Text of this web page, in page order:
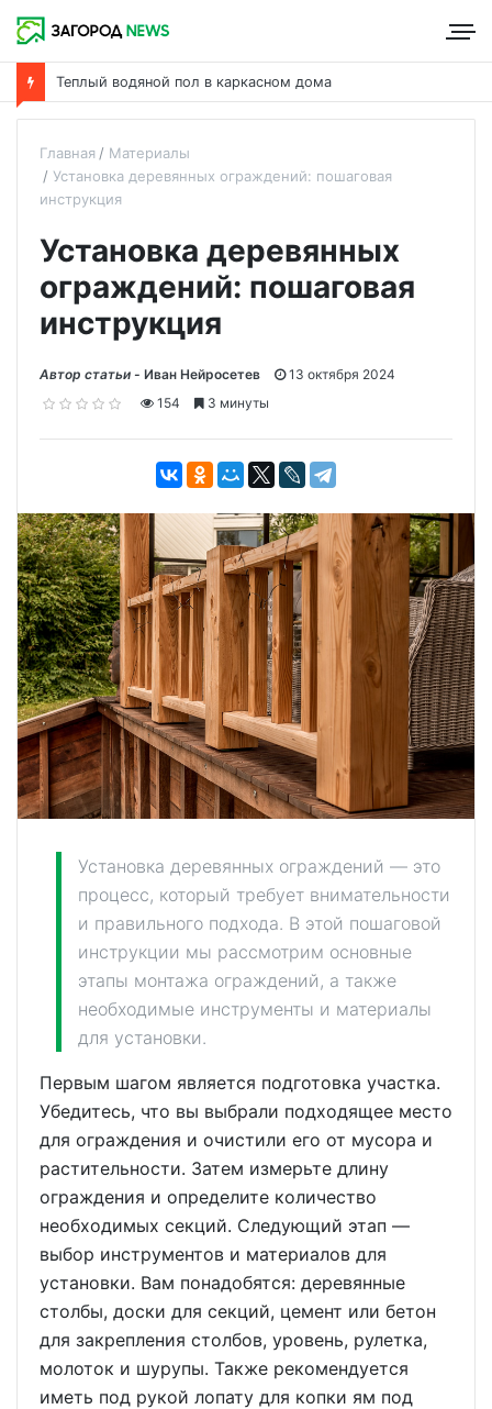
Теплый водяной пол в каркасном дома
Главная
Материалы
Установка деревянных ограждений: пошаговая
инструкция
Установка деревянных
ограждений: пошаговая
инструкция
Автор статьи - Иван Нейросетев
13 октября 2024
154
3 минуты
Установка деревянных ограждений — это
процесс, который требует внимательности
и правильного подхода. В этой пошаговой
инструкции мы рассмотрим основные
этапы монтажа ограждений, а также
необходимые инструменты и материалы
для установки.
Первым шагом является подготовка участка.
Убедитесь, что вы выбрали подходящее место
для ограждения и очистили его от мусора и
растительности. Затем измерьте длину
ограждения и определите количество
необходимых секций. Следующий этап —
выбор инструментов и материалов для
установки. Вам понадобятся: деревянные
столбы, доски для секций, цемент или бетон
для закрепления столбов, уровень, рулетка,
молоток и шурупы. Также рекомендуется
иметь под рукой лопату для копки ям под